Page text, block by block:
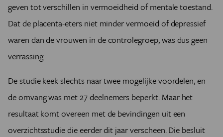
geven tot verschillen in vermoeidheid of mentale toestand.
Dat de placenta-eters niet minder vermoeid of depressief
waren dan de vrouwen in de controlegroep, was dus geen
verrassing.
De studie keek slechts naar twee mogelijke voordelen, en
de omvang was met 27 deelnemers beperkt. Maar het
resultaat komt overeen met de bevindingen uit een
overzichtsstudie die eerder dit jaar verscheen. Die besluit